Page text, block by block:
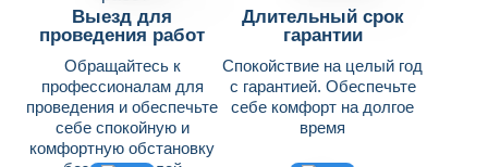
Выезд для
проведения работ
Обращайтесь к
профессионалам для
проведения и обеспечьте
себе спокойную и
комфортную обстановку
Длительный срок
гарантии
Спокойствие на целый год
с гарантией. Обеспечьте
себе комфорт на долгое
время